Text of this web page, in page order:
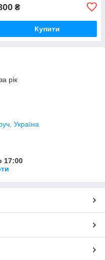
₴
Купити
рік
Україна
17:00